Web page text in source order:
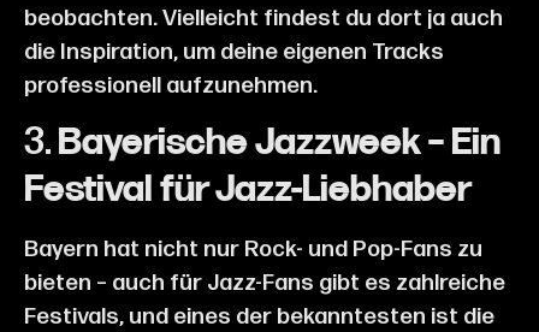
beobachten. Vielleicht findest du dort ja auch
die Inspiration, um deine eigenen Tracks
professionell aufzunehmen.
3. Bayerische Jazzweek – Ein
Festival für Jazz-Liebhaber
Bayern hat nicht nur Rock- und Pop-Fans zu
bieten – auch für Jazz-Fans gibt es zahlreiche
Festivals, und eines der bekanntesten ist die